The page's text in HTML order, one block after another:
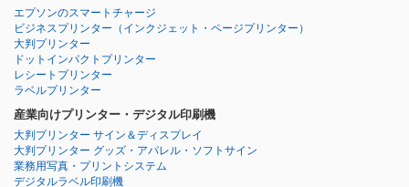
エプソンのスマートチャージ
ビジネスプリンター （インクジェット・ページプリンター）
大判プリンター
ドットインパクトプリンター
レシートプリンター
ラベルプリンター
産業向けプリンター・デジタル印刷機
大判プリンター サイン＆ディスプレイ
大判プリンター グッズ・アパレル・ソフトサイン
業務用写真・プリントシステム
デジタルラベル印刷機